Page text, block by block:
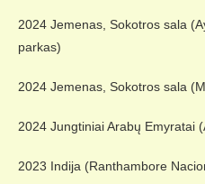
2024 Jemenas, Sokotros sala
parkas)
2024 Jemenas, Sokotros sala
2024 Jungtiniai Arabų Emyratai
2023 Indija (Ranthambore